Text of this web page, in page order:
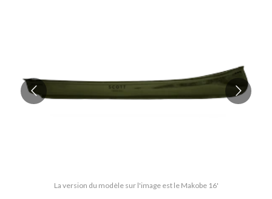
La version du modèle sur l'image est le Makobe 16'